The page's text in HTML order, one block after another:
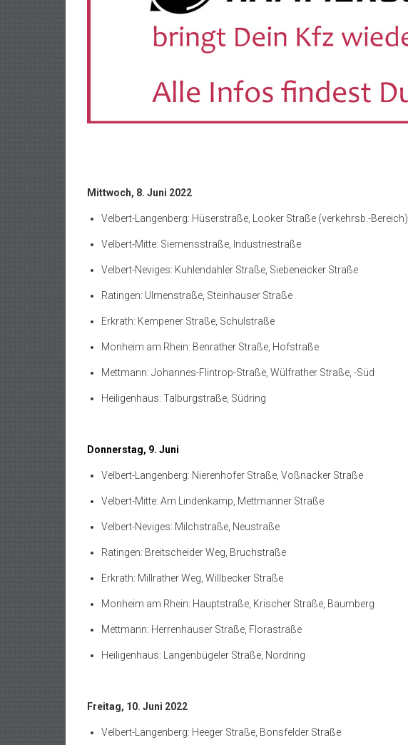
Mittwoch, 8. Juni 2022
Velbert-Langenberg: Hüserstraße, Looker Straße (verkehrsb.-Bereich)
Velbert-Mitte: Siemensstraße, Industriestraße
Velbert-Neviges: Kuhlendahler Straße, Siebeneicker Straße
Ratingen: Ulmenstraße, Steinhauser Straße
Erkrath: Kempener Straße, Schulstraße
Monheim am Rhein: Benrather Straße, Hofstraße
Mettmann: Johannes-Flintrop-Straße, Wülfrather Straße, -Süd
Heiligenhaus: Talburgstraße, Südring
Donnerstag, 9. Juni
Velbert-Langenberg: Nierenhofer Straße, Voßnacker Straße
Velbert-Mitte: Am Lindenkamp, Mettmanner Straße
Velbert-Neviges: Milchstraße, Neustraße
Ratingen: Breitscheider Weg, Bruchstraße
Erkrath: Millrather Weg, Willbecker Straße
Monheim am Rhein: Hauptstraße, Krischer Straße, Baumberg
Mettmann: Herrenhauser Straße, Florastraße
Heiligenhaus: Langenbügeler Straße, Nordring
Freitag, 10. Juni 2022
Velbert-Langenberg: Heeger Straße, Bonsfelder Straße